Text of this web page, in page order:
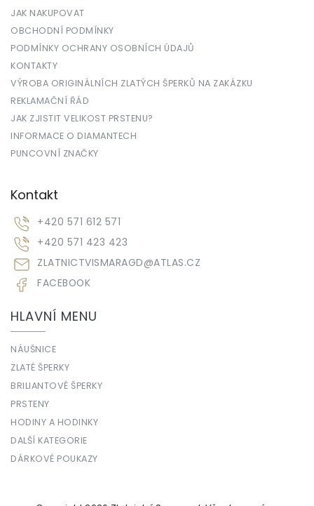
JAK NAKUPOVAT
OBCHODNÍ PODMÍNKY
PODMÍNKY OCHRANY OSOBNÍCH ÚDAJŮ
KONTAKTY
VÝROBA ORIGINÁLNÍCH ZLATÝCH ŠPERKŮ NA ZAKÁZKU
REKLAMAČNÍ ŘÁD
JAK ZJISTIT VELIKOST PRSTENU?
INFORMACE O DIAMANTECH
PUNCOVNÍ ZNAČKY
Kontakt
ZLATNICTVISMARAGD@ATLAS.CZ
+420 571 612 571
+420 571 423 423
FACEBOOK
HLAVNÍ MENU
NÁUŠNICE
ZLATÉ ŠPERKY
BRILIANTOVÉ ŠPERKY
PRSTENY
HODINY A HODINKY
DALŠÍ KATEGORIE
DÁRKOVÉ POUKAZY